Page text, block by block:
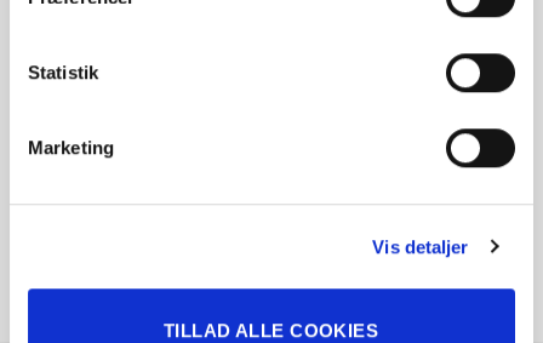
Statistik
Marketing
Vis detaljer
TILLAD ALLE COOKIES